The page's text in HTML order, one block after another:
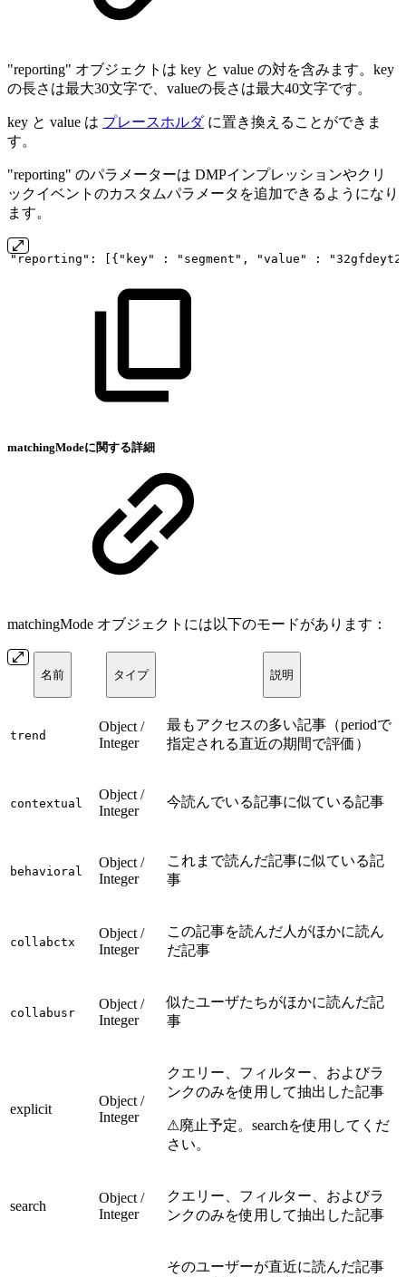
"reporting" オブジェクトは key と value の対を含みます。key
の長さは最大30文字で、valueの長さは最大40文字です。
key と value は プレースホルダに置き換えることができま
す。
"reporting" のパラメーターは DMPインプレッションやクリ
ックイベントのカスタムパラメータを追加できるようになり
ます。
"reporting": [{"key" : "segment", "value" :
matchingModeに関する詳細
matchingMode オブジェクトには以下のモードがあります：
名前 タイプ 説明
trend
Object /
Integer
最もアクセスの多い記事（periodで
指定される直近の期間で評価）
contextual
Object /
Integer
今読んでいる記事に似ている記事
behavioral
Object /
Integer
これまで読んだ記事に似ている記
事
collabctx
Object /
Integer
この記事を読んだ人がほかに読ん
だ記事
collabusr
Object /
Integer
似たユーザたちがほかに読んだ記
事
explicit
Object /
Integer
クエリー、フィルター、およびラ
ンクのみを使用して抽出した記事
⚠廃止予定。searchを使用してくだ
さい。
search
Object /
Integer
クエリー、フィルター、およびラ
ンクのみを使用して抽出した記事
そのユーザーが直近に読んだ記事